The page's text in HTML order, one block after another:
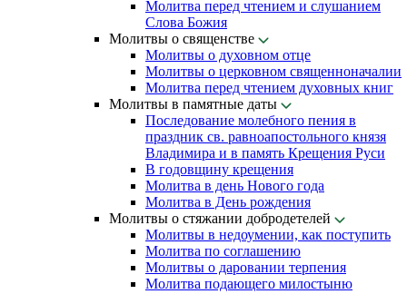
Молитва перед чтением и слушанием
Слова Божия
Молитвы о священстве
Молитвы о духовном отце
Молитвы о церковном священноначалии
Молитва перед чтением духовных книг
Молитвы в памятные даты
Последование молебного пения в
праздник св. равноапостольного князя
Владимира и в память Крещения Руси
В годовщину крещения
Молитва в день Нового года
Молитва в День рождения
Молитвы о стяжании добродетелей
Молитвы в недоумении, как поступить
Молитва по соглашению
Молитвы о даровании терпения
Молитва подающего милостыню